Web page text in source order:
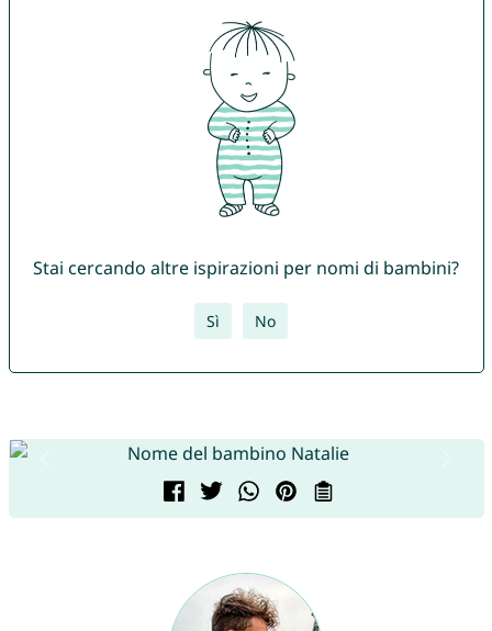
Stai cercando altre ispirazioni per nomi di bambini?
Sì No